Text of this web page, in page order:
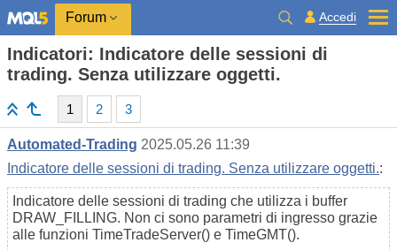
Forum Accedi
Indicatori: Indicatore delle sessioni di
trading. Senza utilizzare oggetti.
1 2 3
Automated-Trading 2025.05.26 11:39
Indicatore delle sessioni di trading. Senza utilizzare oggetti.:
Indicatore delle sessioni di trading che utilizza i buffer
DRAW_FILLING. Non ci sono parametri di ingresso grazie
alle funzioni TimeTradeServer() e TimeGMT().